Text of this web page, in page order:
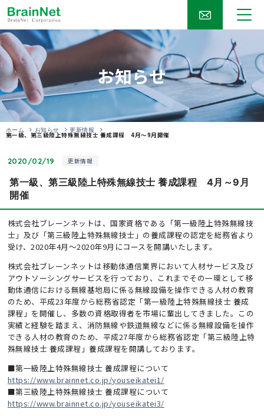
お知らせ
ホーム お知らせ 更新情報
第一級、第三級陸上特殊無線技士 養成課程 4月～9月開催
2020/02/19 更新情報
第一級、第三級陸上特殊無線技士 養成課程 4月～9月
開催
株式会社ブレーンネットは、国家資格である「第一級陸上特殊無線技
士」及び「第三級陸上特殊無線技士」の養成課程の認定を総務省より
受け、2020年4月～2020年9月にコースを開講いたします。
株式会社ブレーンネットは移動体通信業界において人材サービス及び
アウトソーシングサービスを行っており、これまでその一環として移
動体通信における無線基地局に係る無線設備を操作できる人材の教育
のため、平成23年度から総務省認定「第一級陸上特殊無線技士 養成
課程」を開催し、多数の資格取得者を市場に輩出してきました。この
実績と経験を踏まえ、消防無線や鉄道無線などに係る無線設備を操作
できる人材の教育のため、平成27年度から総務省認定「第三級陸上特
殊無線技士 養成課程」養成課程を開講しております。
■第一級陸上特殊無線技士 養成課程について
https://www.brainnet.co.jp/youseikatei1/
■第三級陸上特殊無線技士 養成課程について
https://www.brainnet.co.jp/youseikatei3/